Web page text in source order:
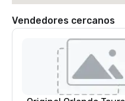
Vendedores cercanos